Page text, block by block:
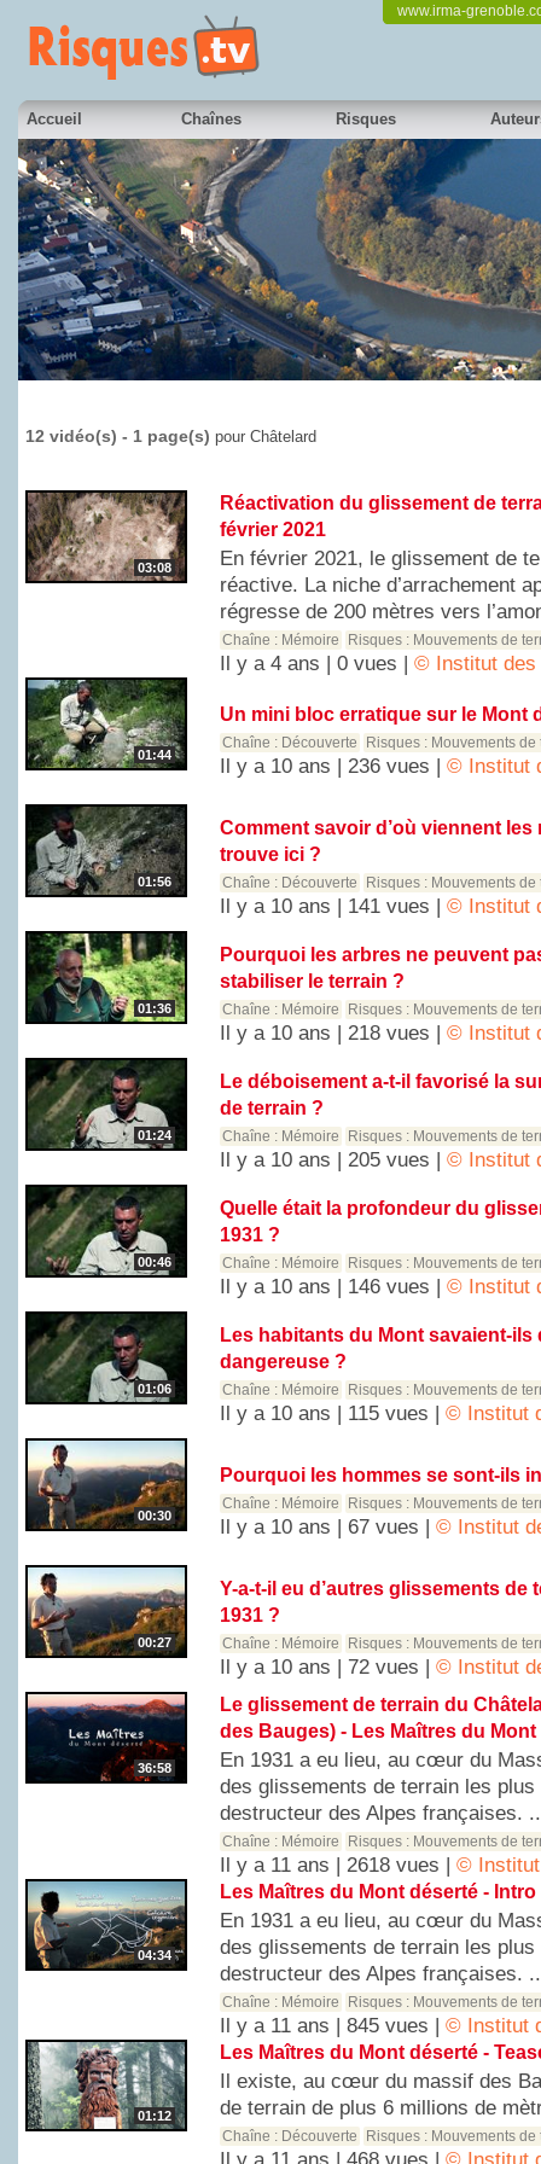
www.irma-
Accueil Chaînes Risques
12 vidéo(s) - 1 page(s) pour Châtelard
03:08
Réactivation du glissement de
février 2021
En février 2021, le glissement de
réactive. La niche d’arrachement
régresse de 200 mètres vers
Chaîne : Mémoire Risques : Mouvements de
Il y a 4 ans | 0 vues |© Institut des
01:44
Un mini bloc erratique sur le Mont
Chaîne : Découverte Risques : Mouvements de
Il y a 10 ans | 236 vues |© Institut
01:56
Comment savoir d’où viennent les
trouve ici ?
Chaîne : Découverte Risques : Mouvements de
Il y a 10 ans | 141 vues |© Institut
01:36
Pourquoi les arbres ne peuvent
stabiliser le terrain ?
Chaîne : Mémoire Risques : Mouvements de
Il y a 10 ans | 218 vues |© Institut
01:24
Le déboisement a-t-il favorisé la
de terrain ?
Chaîne : Mémoire Risques : Mouvements de
Il y a 10 ans | 205 vues |© Institut
00:46
Quelle était la profondeur du
1931 ?
Chaîne : Mémoire Risques : Mouvements de
Il y a 10 ans | 146 vues |© Institut
01:06
Les habitants du Mont savaient-ils
dangereuse ?
Chaîne : Mémoire Risques : Mouvements de
Il y a 10 ans | 115 vues |© Institut
00:30
Pourquoi les hommes se sont-ils
Chaîne : Mémoire Risques : Mouvements de
Il y a 10 ans | 67 vues |© Institut
00:27
Y-a-t-il eu d’autres glissements de
1931 ?
Chaîne : Mémoire Risques : Mouvements de
Il y a 10 ans | 72 vues |© Institut
36:58
Le glissement de terrain du
des Bauges) - Les Maîtres du
En 1931 a eu lieu, au cœur du
des glissements de terrain les
destructeur des Alpes françaises.
Chaîne : Mémoire Risques : Mouvements de
Il y a 11 ans | 2618 vues |©
04:34
Les Maîtres du Mont déserté - Intro
En 1931 a eu lieu, au cœur du
des glissements de terrain les
destructeur des Alpes françaises.
Chaîne : Mémoire Risques : Mouvements de
Il y a 11 ans | 845 vues |© Institut
01:12
Les Maîtres du Mont déserté -
Il existe, au cœur du massif des
de terrain de plus 6 millions de
Chaîne : Découverte Risques : Mouvements de
Il y a 11 ans | 468 vues |© Institut